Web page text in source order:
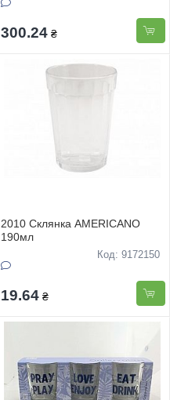
300.24 ₴
2010 Склянка AMERICANO
190мл
Код: 9172150
19.64 ₴